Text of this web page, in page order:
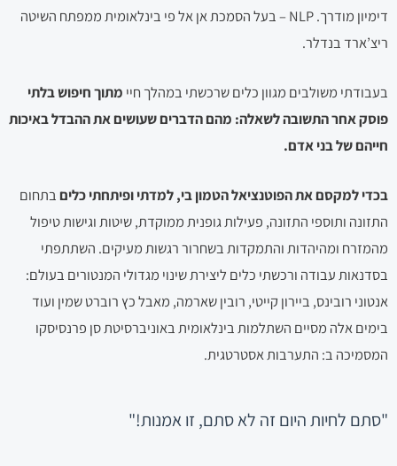
דימיון מודרך. NLP – בעל הסמכת אן אל פי בינלאומית ממפתח השיטה
ריצ’ארד בנדלר.
בעבודתי משולבים מגוון כלים שרכשתי במהלך חיי מתוך חיפוש בלתי
פוסק אחר התשובה לשאלה: מהם הדברים שעושים את ההבדל באיכות
חייהם של בני אדם.
בכדי למקסם את הפוטנציאל הטמון בי, למדתי ופיתחתי כליםבתחום
התזונה ותוספי התזונה, פעילות גופנית ממוקדת, שיטות וגישות טיפול
מהמזרח ומהיהדות והתמקדות בשחרור רגשות מעיקים. השתתפתי
בסדנאות עבודה ורכשתי כלים ליצירת שינוי מגדולי המנטורים בעולם:
אנטוני רובינס, ביירון קייטי, רובין שארמה, מאבל כץ רוברט שמין ועוד
בימים אלה מסיים השתלמות בינלאומית באוניברסיטת סן פרנסיסקו
המסמיכה ב: התערבות אסטרטגית.
"סתם לחיות היום זה לא סתם,זו אמנות!"